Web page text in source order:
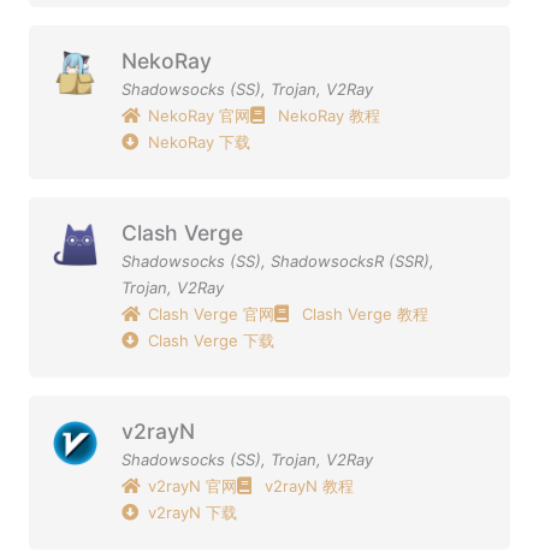
NekoRay
Shadowsocks (SS), Trojan, V2Ray
NekoRay 官网
NekoRay 教程
NekoRay 下载
Clash Verge
Shadowsocks (SS), ShadowsocksR (SSR),
Trojan, V2Ray
Clash Verge 官网
Clash Verge 教程
Clash Verge 下载
v2rayN
Shadowsocks (SS), Trojan, V2Ray
v2rayN 官网
v2rayN 教程
v2rayN 下载